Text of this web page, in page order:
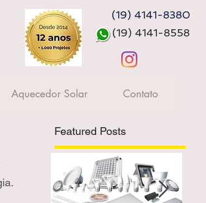
(19) 4141-8380
(19) 4141-8558
Aquecedor Solar Contato
Featured Posts